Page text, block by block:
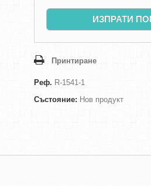
ИЗПРАТИ
Принтиране
Реф. R-1541-1
Състояние: Нов продукт